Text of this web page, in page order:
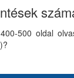
500 oldal